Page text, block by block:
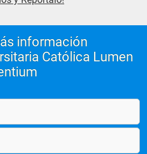
información
Católica Lumen